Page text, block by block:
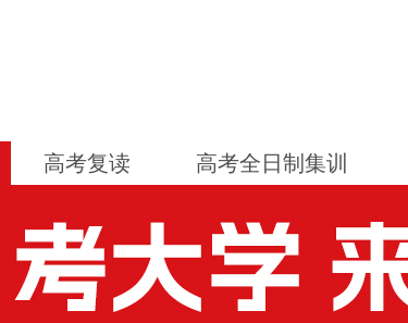
高考复读 高考全日制集训